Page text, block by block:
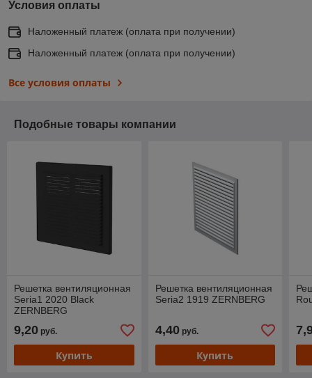
Условия оплаты
Наложенный платеж (оплата при получении)
Наложенный платеж (оплата при получении)
Все условия оплаты
Подобные товары компании
Решетка вентиляционная
Seria1 2020 Black
ZERNBERG
9,20 руб.
Купить
Решетка вентиляционная
Seria2 1919 ZERNBERG
4,40руб.
Купить